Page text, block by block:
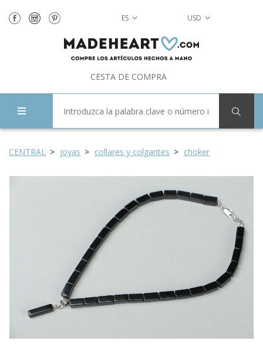
ES USD
CESTA DE COMPRA
CENTRAL joyas collares y colgantes choker